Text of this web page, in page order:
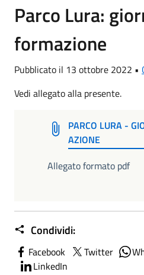
Parco Lura:
formazione
Pubblicato il 13 ottobre 2022 •
Vedi allegato alla presente.
PARCO LURA -
AZIONE
Allegato formato pdf
Condividi:
Facebook Twitter
LinkedIn